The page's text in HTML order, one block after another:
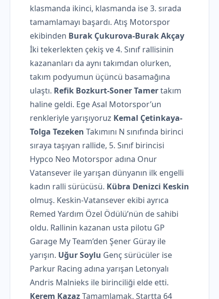
klasmanda ikinci, klasmanda ise 3. sırada
tamamlamayı başardı. Atış Motorspor
ekibinden Burak Çukurova-Burak Akçay
İki tekerlekten çekiş ve 4. Sınıf rallisinin
kazananları da aynı takımdan olurken,
takım podyumun üçüncü basamağına
ulaştı. Refik Bozkurt-Soner Tamertakım
haline geldi. Ege Asal Motorspor’un
renkleriyle yarışıyoruz Kemal Çetinkaya-
Tolga Tezeken Takımını N sınıfında birinci
sıraya taşıyan rallide, 5. Sınıf birincisi
Hypco Neo Motorspor adına Onur
Vatansever ile yarışan dünyanın ilk engelli
kadın ralli sürücüsü. Kübra Denizci Keskin
olmuş. Keskin-Vatansever ekibi ayrıca
Remed Yardım Özel Ödülü’nün de sahibi
oldu. Rallinin kazanan usta pilotu GP
Garage My Team’den Şener Güray ile
yarışın. Uğur Soylu Genç sürücüler ise
Parkur Racing adına yarışan Letonyalı
Andris Malnieks ile birinciliği elde etti.
Kerem KazazTamamlamak. Startta 64